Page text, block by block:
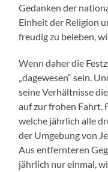
Gedanken der
Einheit der Religion
freudig zu beleben,
Wenn daher die
„dagewesen“ sein.
seine Verhältnisse
auf zur frohen Fahrt.
welche jährlich alle
der Umgebung von
Aus entfernteren
jährlich nur einmal,